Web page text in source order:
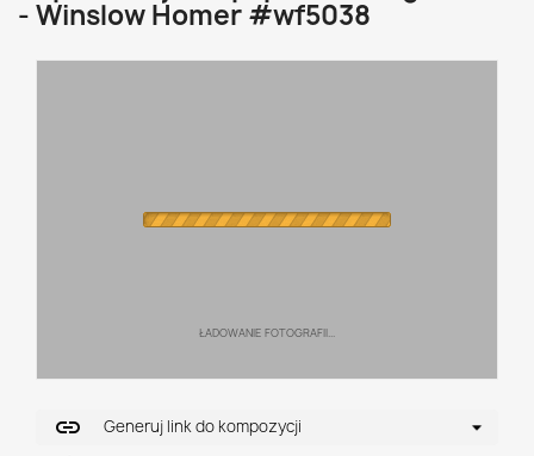
- Winslow Homer #wf5038
ŁADOWANIE FOTOGRAFII...
link
Generuj link do kompozycji